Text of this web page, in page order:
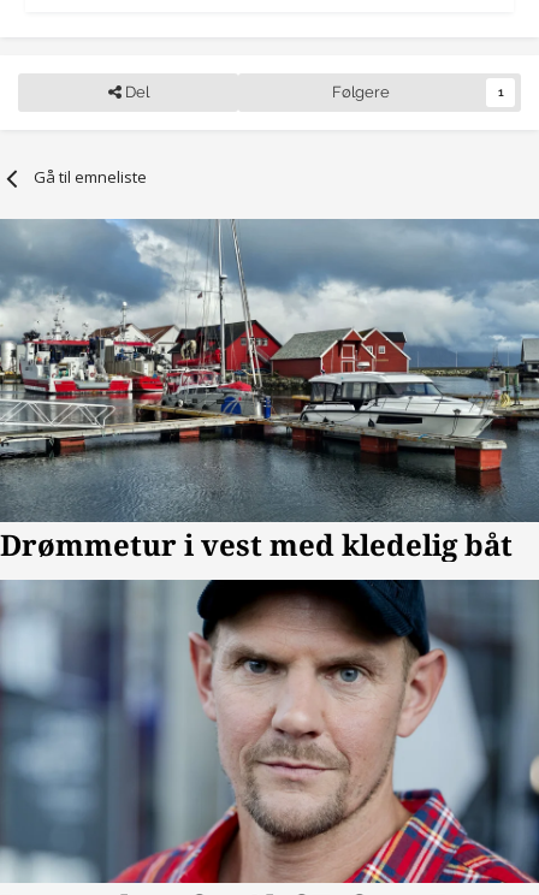
Del Følgere 1
Gå til emneliste